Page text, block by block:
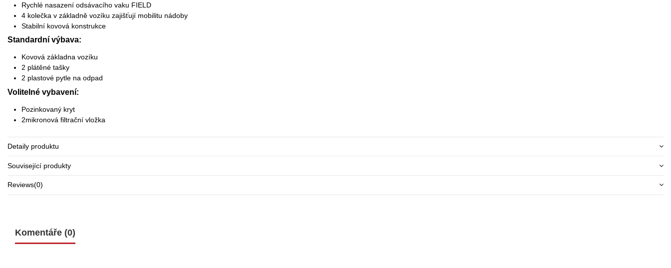
Rychlé nasazení odsávacího vaku FIELD
4 kolečka v základně vozíku zajišťují mobilitu nádoby
Stabilní kovová konstrukce
Standardní výbava:
Kovová základna vozíku
2 plátěné tašky
2 plastové pytle na odpad
Volitelné vybavení:
Pozinkovaný kryt
2mikronová filtrační vložka
Detaily produktu
Související produkty
Reviews(0)
Komentáře (0)